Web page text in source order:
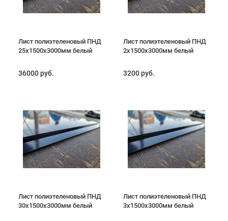
Лист полиэтеленовый ПНД
25х1500х3000мм белый
36000 руб.
Лист полиэтеленовый ПНД
2х1500х3000мм белый
3200 руб.
Лист полиэтеленовый ПНД
30х1500х3000мм белый
Лист полиэтеленовый ПНД
3х1500х3000мм белый